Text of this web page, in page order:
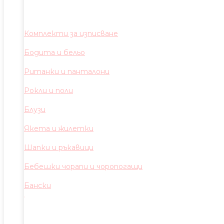
Комплекти за изписване
Бодита и бельо
Ританки и панталони
Рокли и поли
Блузи
Якета и жилетки
Шапки и ръкавици
Бебешки чорапи и чоропогащи
Бански